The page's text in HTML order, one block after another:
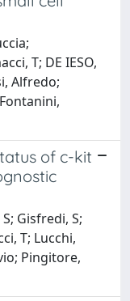
T; DE IESO,
Alfredo;
of c-kit
Gisfredi, S;
T; Lucchi,
Pingitore,